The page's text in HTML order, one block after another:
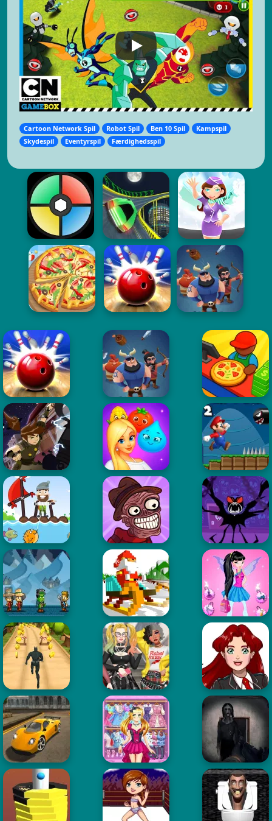
Cartoon Network Spil Robot Spil Ben 10 Spil
Kampspil
Skydespil
Eventyrspil Færdighedsspil